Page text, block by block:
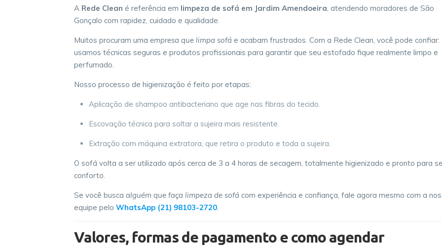
A Rede Clean é referência em limpeza de sofá em Jardim Amendoeira, atendendo moradores de São
Gonçalo com rapidez, cuidado e qualidade.
Muitos procuram uma empresa que limpa sofá e acabam frustrados. Com a Rede Clean, você pode confiar:
usamos técnicas seguras e produtos profissionais para garantir que seu estofado fique realmente limpo e
perfumado.
Nosso processo de higienização é feito por etapas:
Aplicação de shampoo antibacteriano que age nas fibras do tecido.
Escovação técnica para soltar a sujeira mais resistente.
Extração com máquina extratora, que retira o produto e toda a sujeira.
O sofá volta a ser utilizado após cerca de 3 a 4 horas de secagem, totalmente higienizado e pronto para
conforto.
Se você busca alguém que faça limpeza de sofá com experiência e confiança, fale agora mesmo com a
equipe pelo WhatsApp (21) 98103-2720.
Valores, formas de pagamento e como agendar